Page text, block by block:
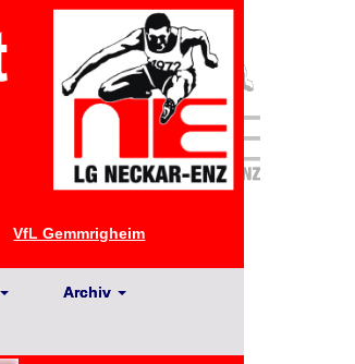
VfL Gemmrigheim
Archiv